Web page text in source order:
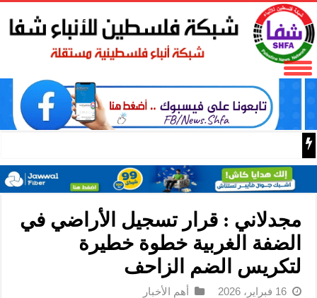
نادي الأسير: الاحتلال يعتقل ويحقق ميدانياً مع أكثر من (60) مواطناً من مخيم قلنديا
مجدلاني : قرار تسجيل الأراضي في
الضفة الغربية خطوة خطيرة
لتكريس الضم الزاحف
16 فبراير، 2026 أهم الأخبار